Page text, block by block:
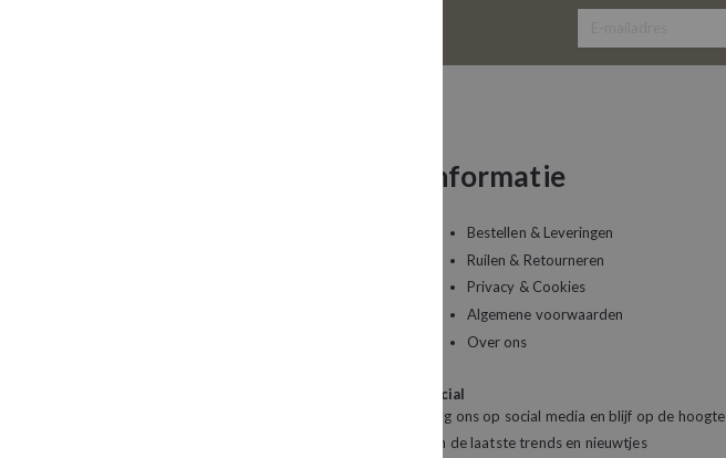
Informatie
Bestellen & Leveringen
Ruilen & Retourneren
Privacy & Cookies
Algemene voorwaarden
Over ons
Social
Volg ons op social media en blijf op de hoogte
van de laatste trends en nieuwtjes